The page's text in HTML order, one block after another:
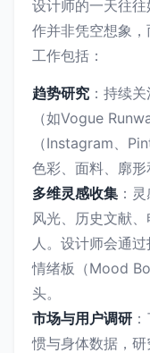
设计师的一天往
作并非凭空想象
工作包括：
趋势研究 ：持续
（如Vogue
（Instagram、
色彩、面料、廓形
多维灵感收集 ：
风光、历史文献
人。设计师会通
情绪板（Mood
头。
市场与用户调研
惯与身体数据，